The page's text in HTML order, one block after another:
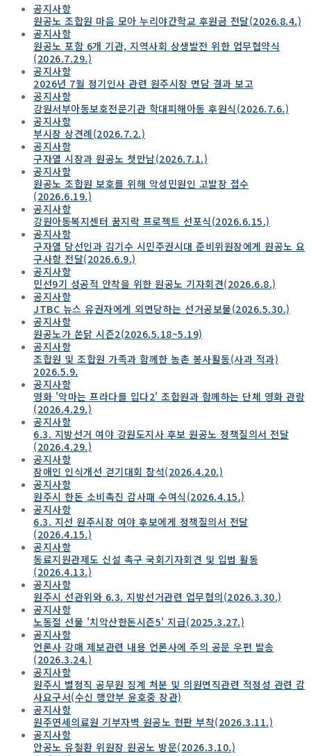
공지사항
원공노 조합원 마음 모아 누리야간학교 후원금 전달(2026.8.4.)
공지사항
원공노 포함 6개 기관, 지역사회 상생발전 위한 업무협약식
(2026.7.29.)
공지사항
2026년 7월 정기인사 관련 원주시장 면담 결과 보고
공지사항
강원서부아동보호전문기관 학대피해아동 후원식(2026.7.6.)
공지사항
부시장 상견례(2026.7.2.)
공지사항
구자열 시장과 원공노 첫만남(2026.7.1.)
공지사항
원공노 조합원 보호를 위해 악성민원인 고발장 접수
(2026.6.19.)
공지사항
강원아동복지센터 꿈지락 프로젝트 선포식(2026.6.15.)
공지사항
구자열 당선인과 김기수 시민주권시대 준비위원장에게 원공노 요
구사항 전달(2026.6.9.)
공지사항
민선9기 성공적 안착을 위한 원공노 기자회견(2026.6.8.)
공지사항
JTBC 뉴스 유권자에게 외면당하는 선거공보물(2026.5.30.)
공지사항
원공노가 쏜닭 시즌2(2026.5.18~5.19)
공지사항
조합원 및 조합원 가족과 함께한 농촌 봉사활동(사과 적과)
2026.5.9.
공지사항
영화 '악마는 프라다를 입다2' 조합원과 함께하는 단체 영화 관람
(2026.4.29.)
공지사항
6.3. 지방선거 여야 강원도지사 후보 원공노 정책질의서 전달
(2026.4.29.)
공지사항
장애인 인식개선 걷기대회 참석(2026.4.20.)
공지사항
원주시 한돈 소비촉진 감사패 수여식(2026.4.15.)
공지사항
6.3. 지선 원주시장 여야 후보에게 정책질의서 전달
(2026.4.15.)
공지사항
동료지원관제도 신설 촉구 국회기자회견 및 입법 활동
(2026.4.13.)
공지사항
원주시 선관위와 6.3. 지방선거관련 업무협의(2026.3.30.)
공지사항
노동절 선물 '치악산한돈시즌5' 지급(2025.3.27.)
공지사항
언론사 강매 제보관련 내용 언론사에 주의 공문 우편 발송
(2026.3.24.)
공지사항
원주시 별정직 공무원 징계 처분 및 의원면직관련 적정성 관련 감
사요구서(수신 행안부 윤호중 장관)
공지사항
원주연세의료원 기부자벽 원공노 현판 부착(2026.3.11.)
공지사항
안공노 유철환 위원장 원공노 방문(2026.3.10.)